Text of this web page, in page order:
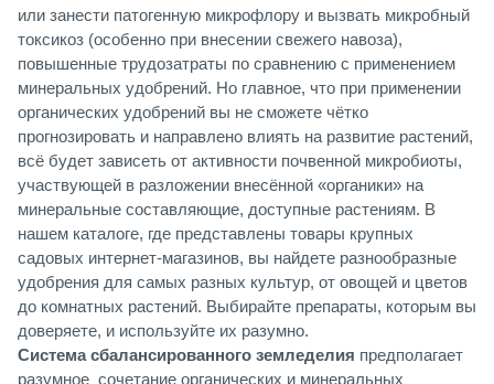
или занести патогенную микрофлору и вызвать микробный
токсикоз (особенно при внесении свежего навоза),
повышенные трудозатраты по сравнению с применением
минеральных удобрений. Но главное, что при применении
органических удобрений вы не сможете чётко
прогнозировать и направлено влиять на развитие растений,
всё будет зависеть от активности почвенной микробиоты,
участвующей в разложении внесённой «органики» на
минеральные составляющие, доступные растениям. В
нашем каталоге, где представлены товары крупных
садовых интернет-магазинов, вы найдете разнообразные
удобрения для самых разных культур, от овощей и цветов
до комнатных растений. Выбирайте препараты, которым вы
доверяете, и используйте их разумно.
Система сбалансированного земледелия предполагает
разумное сочетание органических и минеральных